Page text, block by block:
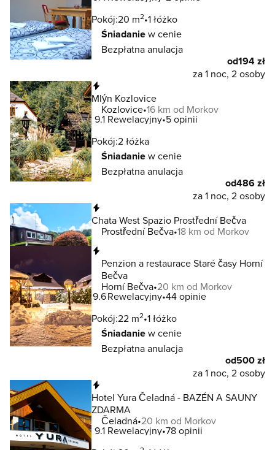
Pokój:20 m2 1 łóżko
Śniadaniew cenie
Bezpłatna anulacja
od194 zł
za 1 noc, 2 osoby
Mlýn Kozlovice
Kozlovice 16 km od Morkov
9.1 Rewelacyjny 5 opinii
Pokój:2 łóżka
Śniadaniew cenie
Bezpłatna anulacja
od486 zł
za 1 noc, 2 osoby
Chata West Spazio Prostřední Bečva
Prostřední Bečva 18 km od Morkov
Penzion a restaurace Staré časy Horní
Bečva
Horní Bečva 20 km od Morkov
9.6Rewelacyjny 44 opinie
Pokój:22 m2 1 łóżko
Śniadaniew cenie
Bezpłatna anulacja
od500 zł
za 1 noc, 2 osoby
Hotel Yura Čeladná - BAZÉN A SAUNY
ZDARMA
Čeladná 20 km od Morkov
9.1 Rewelacyjny 78 opinii